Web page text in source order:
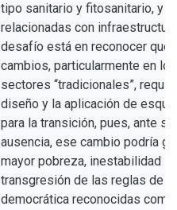
tipo sanitario y fitosanitario, y
relacionadas con
desafío está en reconocer que
cambios, particularmente en los
sectores “tradicionales”,
diseño y la aplicación de
para la transición, pues, ante su
ausencia, ese cambio podría
mayor pobreza, inestabilidad
transgresión de las reglas de
democrática reconocidas como